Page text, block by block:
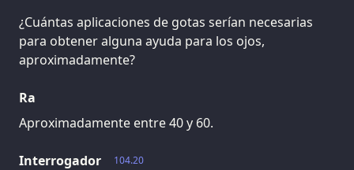
¿Cuántas aplicaciones de gotas serían necesarias
para obtener alguna ayuda para los ojos,
aproximadamente?
Ra
Aproximadamente entre 40 y 60.
104.20
Interrogador